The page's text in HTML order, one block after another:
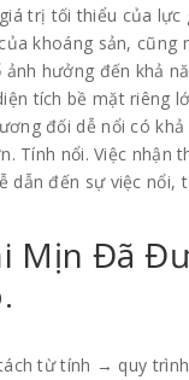
trị tối thiểu của lực
khoáng sản, cũng
hưởng đến khả
tích bề mặt riêng
đối dễ nổi có
Tính nổi. Việc nhận
đến sự việc nổi,
Mịn Đã
từ tính → quy